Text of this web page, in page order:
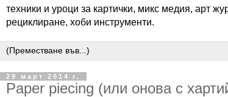
техники и уроци за картички, микс медия, арт
рециклиране, хоби инструменти.
29 март 2014 г.
Paper piecing (или онова с